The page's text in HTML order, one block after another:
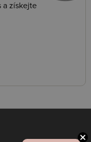
a získejte